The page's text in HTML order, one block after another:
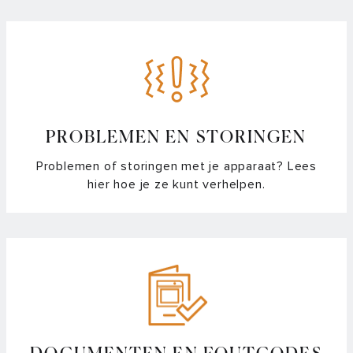
Mag er water of vocht op de bodem van een 5-in-1
instellen
Bij welke functie mag ik het rooster of de bakplaat in mijn
(combi-)magnetron gebruiken?
Hoe maak ik mijn (stoom)oven of (combi)magnetron schoon
Hoe maak ik roestvast staal (RVS) schoon?
PROBLEMEN EN STORINGEN
Problemen of storingen met je apparaat? Lees
hier hoe je ze kunt verhelpen.